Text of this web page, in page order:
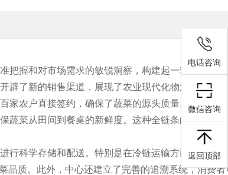
把握和对市场需求的敏锐洞察，构建起一套高效、
辟了新的销售渠道，展现了农业现代化物流的实践
家农户直接签约，确保了蔬菜的源头质量。这种模
蔬菜从田间到餐桌的新鲜度。这种全链条的管控能
行科学存储和配送。特别是在冷链运输方面，庆坤
品质。此外，中心还建立了完善的追溯系统，消费者
电话咨询
微信咨询
返回顶部